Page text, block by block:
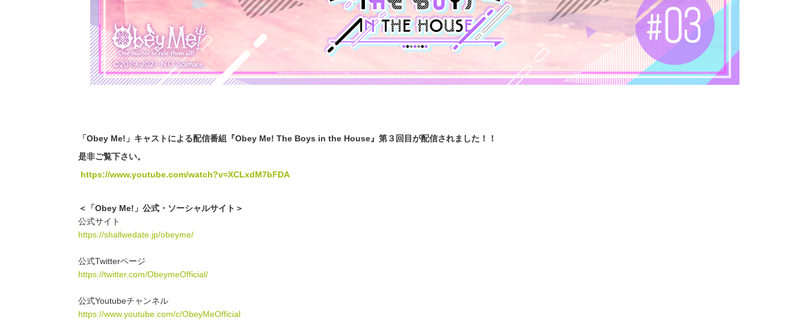
「Obey Me!」キャストによる配信番組 『Obey Me! The Boys in the House』 第３回目が配信されました！！
是非ご覧下さい。
https://www.youtube.com/watch?v=XCLxdM7bFDA
＜「Obey Me!」公式・ソーシャルサイト＞
公式サイト
https://shallwedate.jp/obeyme/
公式Twitterページ
https://twitter.com/ObeymeOfficial/
公式Youtubeチャンネル
https://www.youtube.com/c/ObeyMeOfficial